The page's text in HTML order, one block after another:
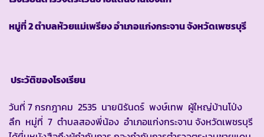
หมู่ที่ 2 ตำบลห้วยแม่เพรียง อำเภอแก่งกระจาน จังหวัดเพชรบุรี
ประวัติของโรงเรียน
วันที่ 7 กรกฎาคม 2535 นายนิรันดร์ พงษ์เทพ ผู้ใหญ่บ้านโป่ง
ลึก หมู่ที่ 7 ตำบลสองพี่น้อง อำเภอแก่งกระจาน จังหวัดเพชรบุรี